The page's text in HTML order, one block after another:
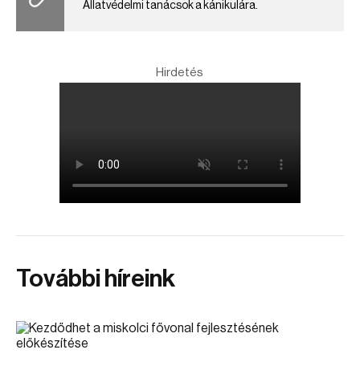
Állatvédelmi tanácsok a kánikulára.
Hirdetés
További híreink